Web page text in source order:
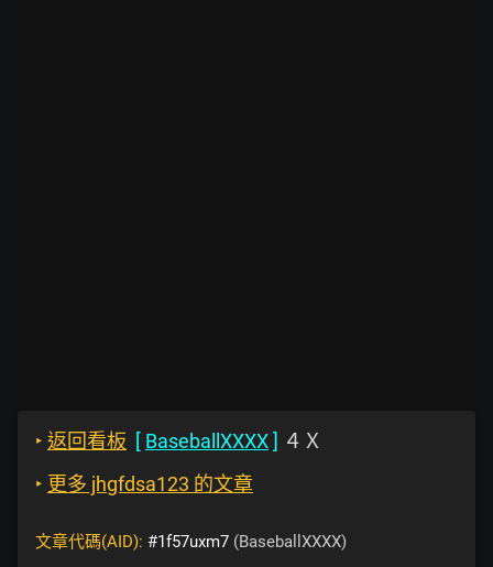
‣ 返回看板 [ BaseballXXXX] ４Ｘ
‣ 更多 jhgfdsa123 的文章
文章代碼(AID): #1f57uxm7 (BaseballXXXX)